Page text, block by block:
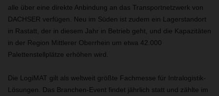
alle über eine direkte Anbindung an das Transportnetzwerk von
DACHSER verfügen. Neu im Süden ist zudem ein Lagerstandort
in Rastatt, der in diesem Jahr in Betrieb geht, und die Kapazitäten
in der Region Mittlerer Oberrhein um etwa 42.000
Palettenstellplätze erhöhen wird.
Die LogiMAT gilt als weltweit größte Fachmesse für Intralogistik-
Lösungen. Das Branchen-Event findet jährlich statt und zählte im